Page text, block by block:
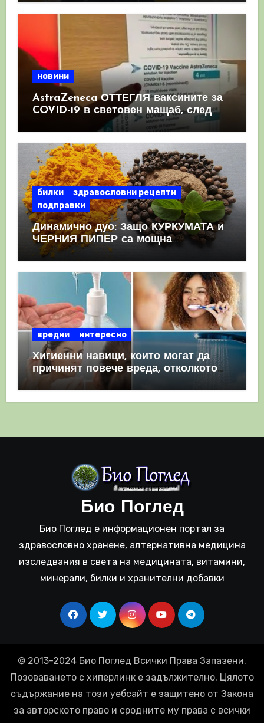
новини
AstraZeneca ОТТЕГЛЯ ваксините за
COVID-19 в световен мащаб, след
като призна, че те причиняват
КРЪВНИ съсиреци
билки
здравословни рецепти
подправки
Динамично дуо: Защо КУРКУМАТА и
ЧЕРНИЯ ПИПЕР са мощна
комбинация
вредни интересно
Хигиенни навици, които могат да
причинят повече вреда, отколкото
полза
Био Поглед
Био Поглед е информационен портал за
здравословно хранене, алтернативна медицина
изследвания в света на медицината, витамини,
минерали, билки и хранителни добавки
© 2013-2024 Био Поглед Всички Права Запазени.
Позоваването с хиперлинк е задължително. Цялото
съдържание на този уебсайт е защитено от Закона
за авторското право и сродните му права с всички